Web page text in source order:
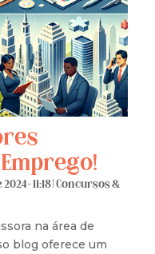
- 11:18 |Concursos &
na área de
blog oferece um